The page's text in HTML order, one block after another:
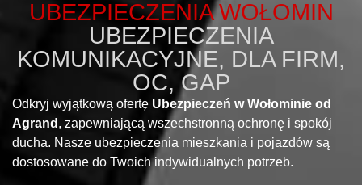
UBEZPIECZENIA WOŁOMIN
UBEZPIECZENIA
KOMUNIKACYJNE, DLA FIRM,
OC, GAP
Odkryj wyjątkową ofertę Ubezpieczeń w Wołominie od
Agrand , zapewniającą wszechstronną ochronę i spokój
ducha. Nasze ubezpieczenia mieszkania i pojazdów są
dostosowane do Twoich indywidualnych potrzeb.